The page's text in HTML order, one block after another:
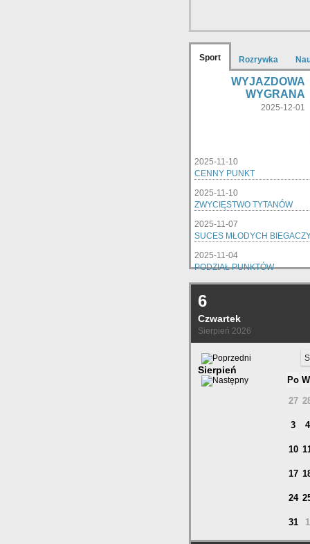
Sport Rozrywka
WYJAZDOWA
WYGRANA
2025-12-01
2025-11-10
CENNY PUNKT
2025-11-10
ZWYCIĘSTWO TYTANÓW
2025-11-07
SUCES MŁODYCH
2025-11-04
PODZIAŁ PUNKTÓW
6
Czwartek
Sierpień 2026
Sierpień
Po
27
3 4
10
17
24
31 1